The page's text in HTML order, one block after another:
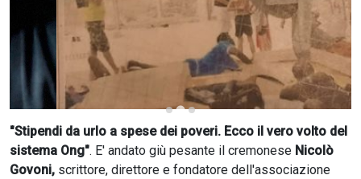
"Stipendi da urlo a spese dei poveri. Ecco il vero volto del
sistema Ong". E' andato giù pesante il cremonese Nicolò
Govoni, scrittore, direttore e fondatore dell'associazione